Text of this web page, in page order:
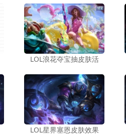
LOL浪花夺宝抽皮肤活
LOL星界塞恩皮肤效果